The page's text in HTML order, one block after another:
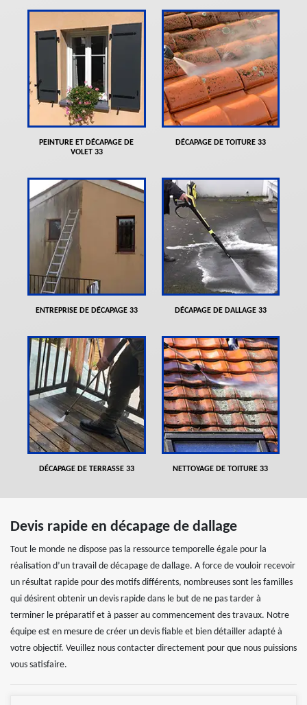
PEINTURE ET DÉCAPAGE DE
VOLET 33
DÉCAPAGE DE TOITURE 33
ENTREPRISE DE DÉCAPAGE 33 DÉCAPAGE DE DALLAGE 33
DÉCAPAGE DE TERRASSE 33 NETTOYAGE DE TOITURE 33
Devis rapide en décapage de dallage
Tout le monde ne dispose pas la ressource temporelle égale pour la
réalisation d’un travail de décapage de dallage. A force de vouloir recevoir
un résultat rapide pour des motifs différents, nombreuses sont les familles
qui désirent obtenir un devis rapide dans le but de ne pas tarder à
terminer le préparatif et à passer au commencement des travaux. Notre
équipe est en mesure de créer un devis fiable et bien détailler adapté à
votre objectif. Veuillez nous contacter directement pour que nous puissions
vous satisfaire.